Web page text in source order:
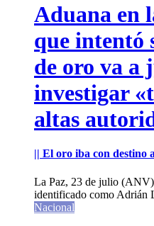
Aduana en
que intentó
de oro va a
investigar
altas
|| El oro iba con destino
La Paz, 23 de julio
identificado como Adrián
Nacional